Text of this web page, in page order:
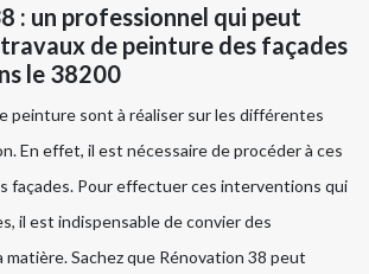
: un professionnel qui peut
de peinture des façades
le 38200
peinture sont à réaliser sur les différentes
En effet, il est nécessaire de procéder à ces
façades. Pour effectuer ces interventions qui
il est indispensable de convier des
Sachez que Rénovation 38 peut